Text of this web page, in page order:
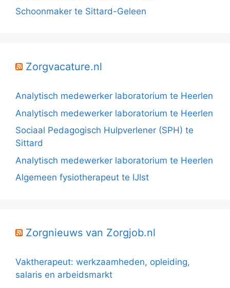
Schoonmaker te Sittard-Geleen
Zorgvacature.nl
Analytisch medewerker laboratorium te Heerlen
Analytisch medewerker laboratorium te Heerlen
Sociaal Pedagogisch Hulpverlener (SPH) te
Sittard
Analytisch medewerker laboratorium te Heerlen
Algemeen fysiotherapeut te IJlst
Zorgnieuws van Zorgjob.nl
Vaktherapeut: werkzaamheden, opleiding,
salaris en arbeidsmarkt